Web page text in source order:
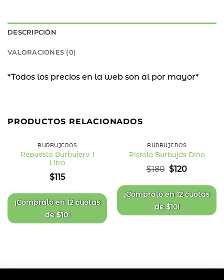
DESCRIPCIÓN
VALORACIONES (0)
*Todos los precios en la web son al por mayor*
PRODUCTOS RELACIONADOS
BURBUJEROS
Repuesto Burbujero 1
Litro
$115
¡Compralo en12 cuotas
de$10!
de
deseos
BURBUJEROS
Pistola Burbujas Dino
$180 El
original
era:
$180.
$120El
actual
es:
$120.
¡Compralo en12 cuotas
de$10!